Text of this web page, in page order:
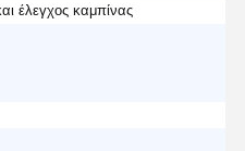
έλεγχος καμπίνας